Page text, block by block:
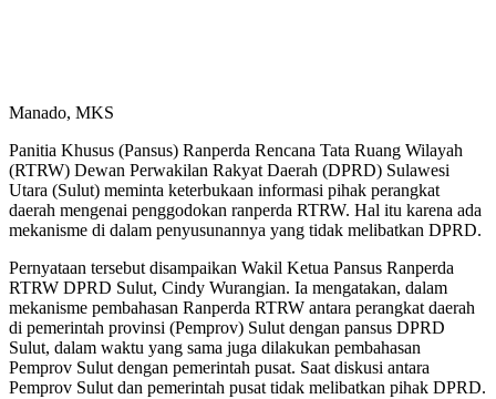
Manado, MKS
Panitia Khusus (Pansus) Ranperda Rencana Tata Ruang Wilayah
(RTRW) Dewan Perwakilan Rakyat Daerah (DPRD) Sulawesi
Utara (Sulut) meminta keterbukaan informasi pihak perangkat
daerah mengenai penggodokan ranperda RTRW. Hal itu karena ada
mekanisme di dalam penyusunannya yang tidak melibatkan DPRD.
Pernyataan tersebut disampaikan Wakil Ketua Pansus Ranperda
RTRW DPRD Sulut, Cindy Wurangian. Ia mengatakan, dalam
mekanisme pembahasan Ranperda RTRW antara perangkat daerah
di pemerintah provinsi (Pemprov) Sulut dengan pansus DPRD
Sulut, dalam waktu yang sama juga dilakukan pembahasan
Pemprov Sulut dengan pemerintah pusat. Saat diskusi antara
Pemprov Sulut dan pemerintah pusat tidak melibatkan pihak DPRD.